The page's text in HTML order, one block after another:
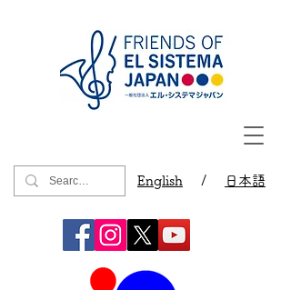
English / 日本語